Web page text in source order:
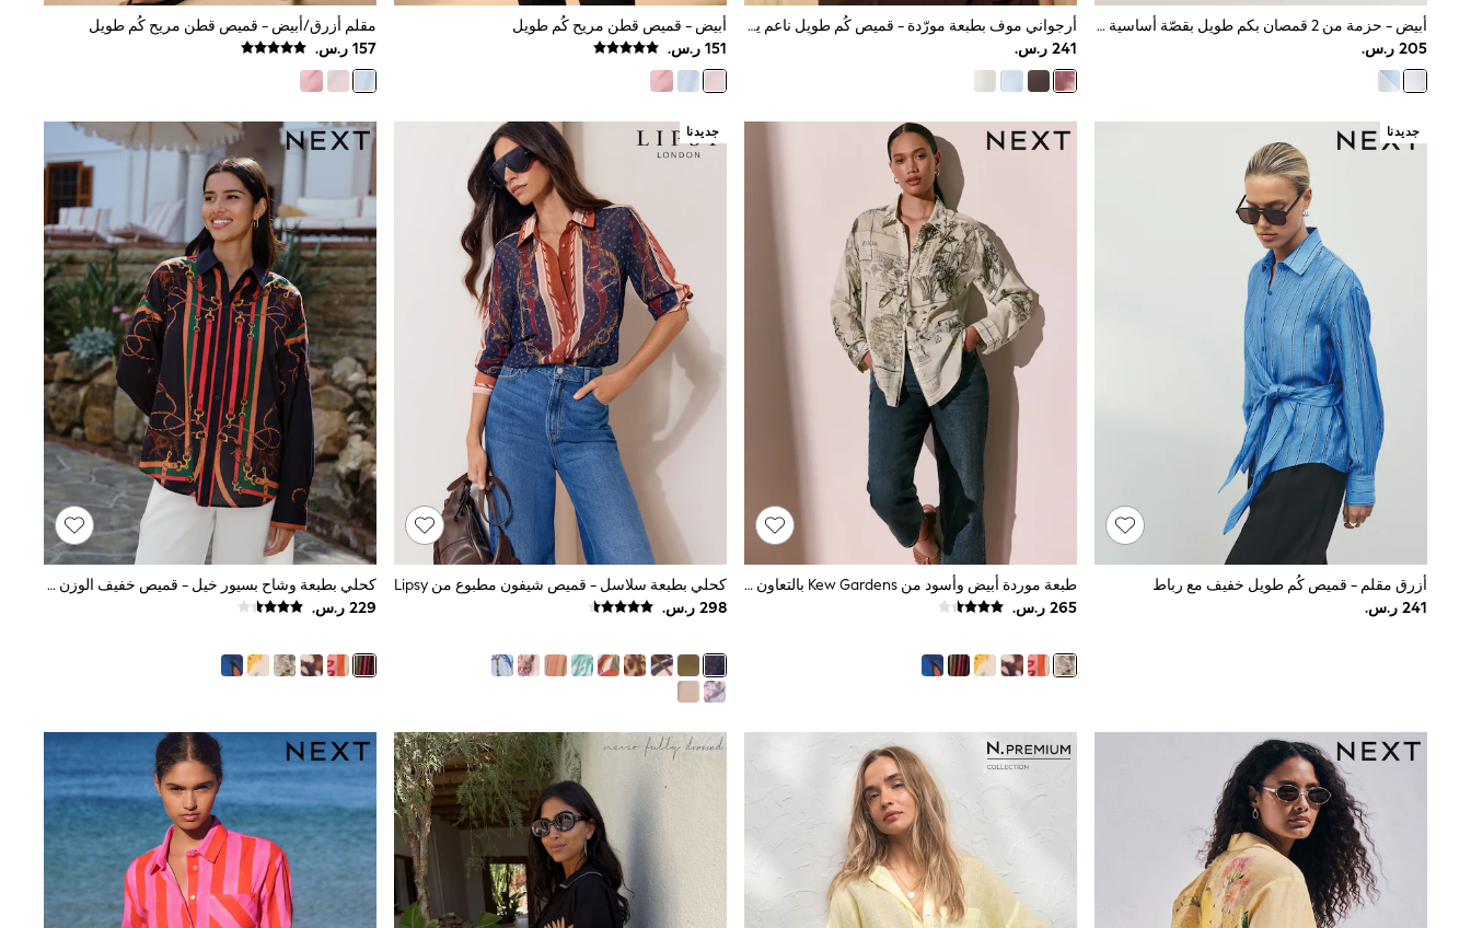
Trousers
Sunglasses
Sun Hats & Caps
Resort Styles
Boys' Holiday Shop
Sunset Styles
Occasionwear
Sets & Outfits
Linen Collection
Tops & T-Shirts
Polo Shirts
Swimwear
Shorts
Sandals & Clogs
Sun Safe
Rash Vests
Sun Hats & Caps
Sunglasses
Baby Holiday Shop
Baby Summer Nightwear
Occasionwear
Dresses
Sets & Outfits
Rompers
Sandals
Swimwear
Sun Hats & Caps
Mens' Holiday Shop
Trousers & Chinos
Jeans
Sandals
Shorts
Swimwear
Hats & Caps
Vests
Sunglasses
Beach Towels
أبيض - حزمة من 2 قمصان بكم طويل بقصّة أساسية ضيقة قابلة للتمدد
أرجواني موف بطبعة مورّدة - قميص كُم طويل ناعم ياقة ريفير
أبيض - قميص قطن مريح كُم طويل
مقلم أزرق/أبيض - قميص قطن مريح كُم طويل
جديدنا
أزرق مقلم - قميص كُم طويل خفيف مع رباط
طبعة موردة أبيض وأسود من Kew Gardens بالتعاون مع Next - قميص خفيف الوزن قطن بكُم طويل تلبيس مريح
جديدنا
كحلي بطبعة سلاسل - قميص شيفون مطبوع من Lipsy
كحلي بطبعة وشاح بسيور خيل - قميص خفيف الوزن قطن بكُم طويل تلبيس مريح